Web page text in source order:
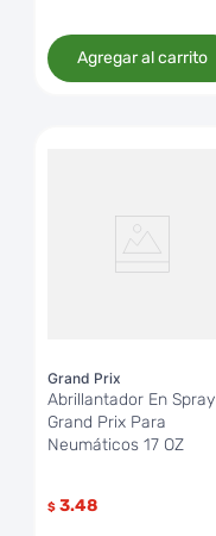
Agregar al carrito
Grand Prix
Abrillantador En Spray
Grand Prix Para
Neumáticos 17 OZ
$ 3.48